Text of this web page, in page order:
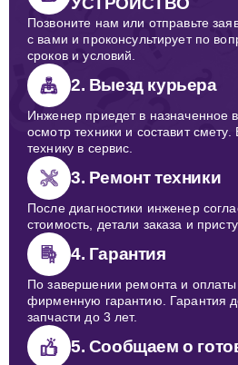
Позвоните нам или отправьте
с вами и проконсультирует по
сроков и условий.
2. Выезд курьера
Инженер приедет в назначенное
осмотр техники и составит смету.
технику в сервис.
3. Ремонт техники
После диагностики инженер
стоимость, детали заказа и
4. Гарантия
По завершении ремонта и
фирменную гарантию. Гарантия
запчасти до 3 лет.
5. Сообщаем о